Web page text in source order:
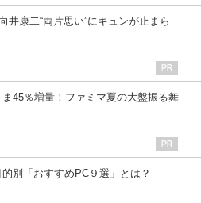
井康二“両片思い”にキュンが止まら
45％増量！ファミマ夏の大盤振る舞
別「おすすめPC９選」とは？